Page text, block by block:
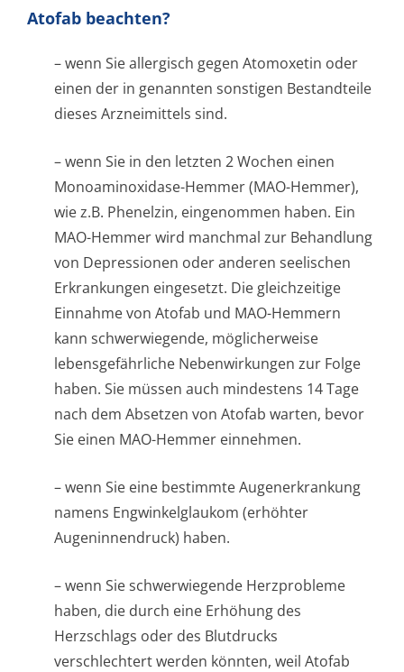
Atofab beachten?
– wenn Sie allergisch gegen Atomoxetin oder
einen der in genannten sonstigen Bestandteile
dieses Arzneimittels sind.
– wenn Sie in den letzten 2 Wochen einen
Monoaminoxidase-Hemmer (MAO-Hemmer),
wie z.B. Phenelzin, eingenommen haben. Ein
MAO-Hemmer wird manchmal zur Behandlung
von Depressionen oder anderen seelischen
Erkrankungen eingesetzt. Die gleichzeitige
Einnahme von Atofab und MAO-Hemmern
kann schwerwiegende, möglicherweise
lebensgefährliche Nebenwirkungen zur Folge
haben. Sie müssen auch mindestens 14 Tage
nach dem Absetzen von Atofab warten, bevor
Sie einen MAO-Hemmer einnehmen.
– wenn Sie eine bestimmte Augenerkrankung
namens Engwinkelglaukom (erhöhter
Augeninnendruc­k) haben.
– wenn Sie schwerwiegende Herzprobleme
haben, die durch eine Erhöhung des
Herzschlags oder des Blutdrucks
verschlechtert werden könnten, weil Atofab